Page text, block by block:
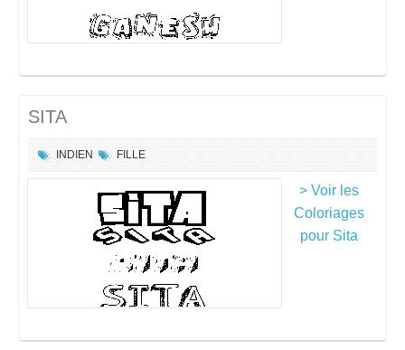
SITA
INDIEN FILLE
> Voir les
Coloriages
pour Sita